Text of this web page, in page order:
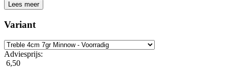
Lees meer
Variant
Adviesprijs:
6,50